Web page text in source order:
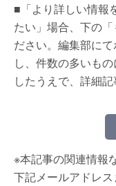
■「より詳しい情報
たい」場合、下の
ださい。編集部に
し、件数の多いも
したうえで、詳細
※本記事の関連情報
下記メールアドレス